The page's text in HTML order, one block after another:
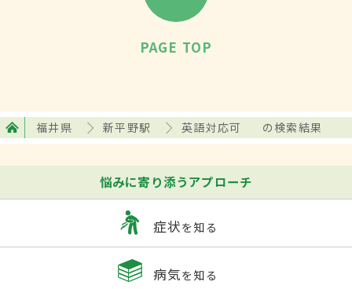
PAGE TOP
福井県 新平野駅 英語対応可 の検索結果
悩みに寄り添うアプローチ
症状を知る
病気を知る